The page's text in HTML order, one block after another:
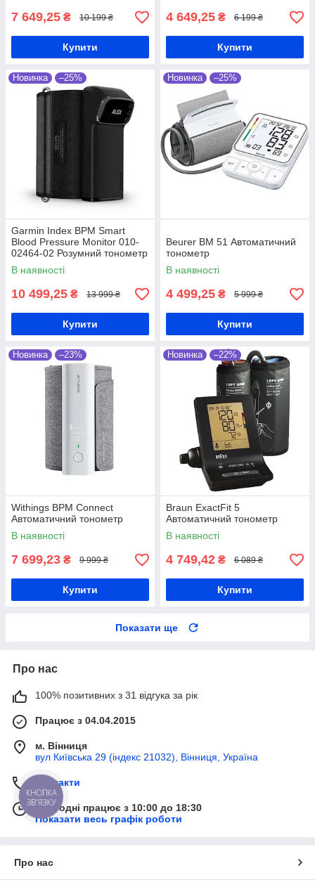
7 649,25 ₴ 10 199 ₴
Купити
4 649,25 ₴ 6 199 ₴
Купити
Новинка –25%
Garmin Index BPM Smart
Blood Pressure Monitor 010-
02464-02 Розумний тонометр
В наявності
10 499,25 ₴ 13 999 ₴
Купити
Новинка –25%
Beurer BM 51 Автоматичний
тонометр
В наявності
4 499,25 ₴ 5 999 ₴
Купити
Новинка –23%
Withings BPM Connect
Автоматичний тонометр
В наявності
7 699,23 ₴ 9 999 ₴
Купити
Новинка –22%
Braun ExactFit 5
Автоматичний тонометр
В наявності
4 749,42 ₴ 6 089 ₴
Купити
Показати ще
Про нас
100% позитивних з 31 відгука за рік
Працює з 04.04.2015
м. Вінниця
вул Київська 29 (індекс 21032), Вінниця, Україна
Контакти
Сьогодні працює з 10:00 до 18:30
Показати весь графік роботи
Про нас
КНОПКА
ЗВ'ЯЗКУ